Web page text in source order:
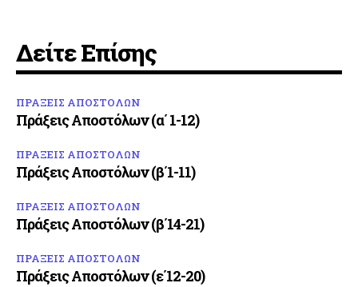
Δείτε Επίσης
ΠΡΑΞΕΙΣ ΑΠΟΣΤΟΛΩΝ
Πράξεις Αποστόλων (α΄ 1-12)
ΠΡΑΞΕΙΣ ΑΠΟΣΤΟΛΩΝ
Πράξεις Αποστόλων (β΄1-11)
ΠΡΑΞΕΙΣ ΑΠΟΣΤΟΛΩΝ
Πράξεις Αποστόλων (β΄14-21)
ΠΡΑΞΕΙΣ ΑΠΟΣΤΟΛΩΝ
Πράξεις Αποστόλων (ε΄12-20)